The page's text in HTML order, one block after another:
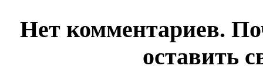
Нет комментариев.
оставить